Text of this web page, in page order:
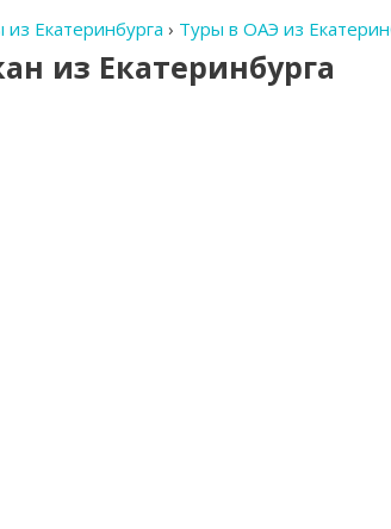
Екатеринбурга › Туры в ОАЭ из
из Екатеринбурга